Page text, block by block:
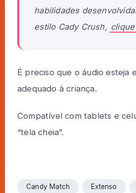
habilidades
estilo Cady Crush,
É preciso que o áudio esteja
adequado à criança.
Compatível com tablets e
“tela cheia”.
Candy Match Extenso